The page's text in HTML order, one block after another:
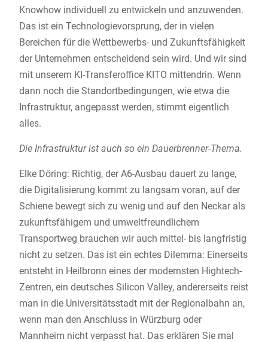
Knowhow individuell zu entwickeln und anzuwenden.
Das ist ein Technologievorsprung, der in vielen
Bereichen für die Wettbewerbs- und Zukunftsfähigkeit
der Unternehmen entscheidend sein wird. Und wir sind
mit unserem KI-Transferoffice KITO mittendrin. Wenn
dann noch die Standortbedingungen, wie etwa die
Infrastruktur, angepasst werden, stimmt eigentlich
alles.
Die Infrastruktur ist auch so ein Dauerbrenner-Thema.
Elke Döring: Richtig, der A6-Ausbau dauert zu lange,
die Digitalisierung kommt zu langsam voran, auf der
Schiene bewegt sich zu wenig und auf den Neckar als
zukunftsfähigem und umweltfreundlichem
Transportweg brauchen wir auch mittel- bis langfristig
nicht zu setzen. Das ist ein echtes Dilemma: Einerseits
entsteht in Heilbronn eines der modernsten Hightech-
Zentren, ein deutsches Silicon Valley, andererseits reist
man in die Universitätsstadt mit der Regionalbahn an,
wenn man den Anschluss in Würzburg oder
Mannheim nicht verpasst hat. Das erklären Sie mal